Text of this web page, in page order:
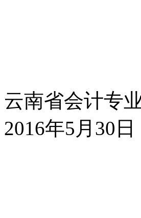
云南省会计专
2016年5月30日